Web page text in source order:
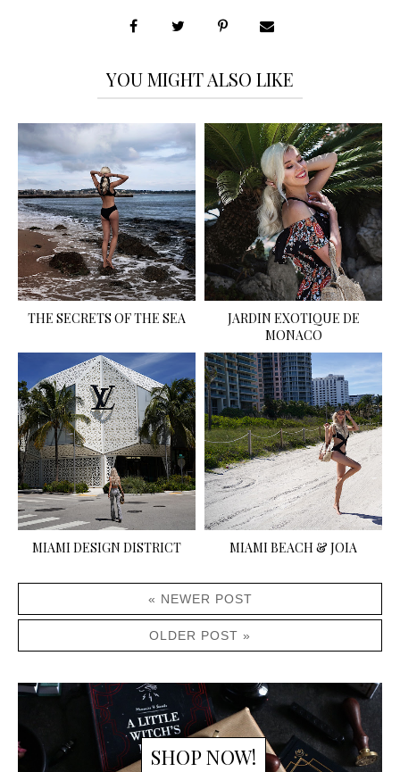
YOU MIGHT ALSO LIKE
THE SECRETS OF THE SEA
JARDIN EXOTIQUE DE
MONACO
MIAMI DESIGN DISTRICT MIAMI BEACH & JOIA
« NEWER POST
OLDER POST »
SHOP NOW!